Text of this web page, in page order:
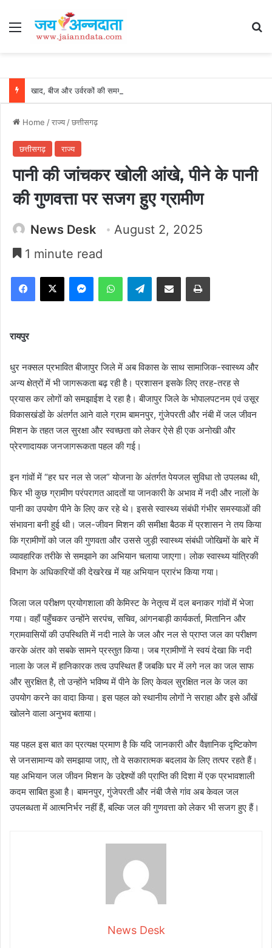
Menu
Home /राज्य/छत्तीसगढ़
छत्तीसगढ़ राज्य
पानी की जांचकर खोली आंखे, पीने के पानी
की गुणवत्ता पर सजग हुए ग्रामीण
News Desk
August 2, 2025
1 minute read
Facebook
X MessengerWhatsAppTelegramShare via Email Print
रायपुर
धुर नक्सल प्रभावित बीजापुर जिले में अब विकास के साथ सामाजिक-स्वास्थ्य और
अन्य क्षेत्रों में भी जागरूकता बढ़ रही है। प्रशासन इसके लिए तरह-तरह से
प्रयास कर लोगों को समझाईश दे रहा है। बीजापुर जिले के भोपालपटनम एवं उसूर
विकासखंडों के अंतर्गत आने वाले ग्राम बामनपुर, गुंजेपरती और नंबी में जल जीवन
मिशन के तहत जल सुरक्षा और स्वच्छता को लेकर ऐसे ही एक अनोखी और
प्रेरणादायक जनजागरूकता पहल की गई।
इन गांवों में “हर घर नल से जल” योजना के अंतर्गत पेयजल सुविधा तो उपलब्ध थी,
फिर भी कुछ ग्रामीण परंपरागत आदतों या जानकारी के अभाव में नदी और नालों के
पानी का उपयोग पीने के लिए कर रहे थे। इससे स्वास्थ्य संबंधी गंभीर समस्याओं की
संभावना बनी हुई थी। जल-जीवन मिशन की समीक्षा बैठक में प्रशासन ने तय किया
कि ग्रामीणों को जल की गुणवता और उससे जुड़ी स्वास्थ्य संबंधी जोखिमों के बारे में
व्यावहारिक तरीके से समझाने का अभियान चलाया जाएगा। लोक स्वास्थ्य यांत्रिकी
विभाग के अधिकारियों की देखरेख में यह अभियान प्रारंभ किया गया।
जिला जल परीक्षण प्रयोगशाला की केमिस्ट के नेतृत्व में दल बनाकर गांवों में भेजा
गया। वहाँ पहुँचकर उन्होंने सरपंच, सचिव, आंगनबाड़ी कार्यकर्ता, मितानिन और
ग्रामवासियों की उपस्थिति में नदी नाले के जल और नल से प्राप्त जल का परीक्षण
करके अंतर को सबके सामने प्रस्तुत किया। जब ग्रामीणों ने स्वयं देखा कि नदी
नाला के जल में हानिकारक तत्व उपस्थित हैं जबकि घर में लगे नल का जल साफ
और सुरक्षित है, तो उन्होंने भविष्य में पीने के लिए केवल सुरक्षित नल के जल का
उपयोग करने का वादा किया। इस पहल को स्थानीय लोगों ने सराहा और इसे आँखें
खोलने वाला अनुभव बताया।
यह पहल इस बात का प्रत्यक्ष प्रमाण है कि यदि जानकारी और वैज्ञानिक दृष्टिकोण
से जनसामान्य को समझाया जाए, तो वे सकारात्मक बदलाव के लिए तत्पर रहते हैं।
यह अभियान जल जीवन मिशन के उद्देश्यों की प्राप्ति की दिशा में एक प्रभावशाली
कदम साबित हुआ है। बामनपुर, गुंजेपरती और नंबी जैसे गांव अब केवल जल
उपलब्धता में आत्मनिर्भर नहीं हैं, बल्कि जल की गुणवत्ता को लेकर भी सजग हुए हैं।
News Desk